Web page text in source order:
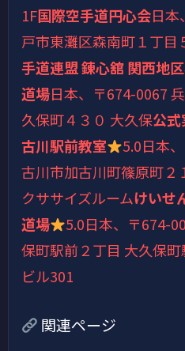
1F国際空手道円心会日本
戸市東灘区森南町１丁目
手道連盟 錬心舘 関西地
道場日本、〒674-0067
久保町４３０ 大久保公
古川駅前教室
5.0日本
古川市加古川町篠原町２
クササイズルームけいせ
道場
5.0日本、〒674-
保町駅前２丁目 大久保
ビル301
関連ページ